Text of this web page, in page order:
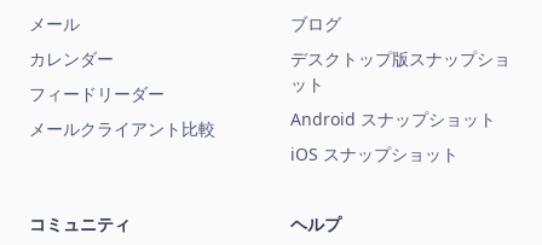
メール
カレンダー
フィードリーダー
メールクライアント比較
ブログ
デスクトップ版スナップショ
ット
Android スナップショット
iOS スナップショット
コミュニティ
ヘルプ